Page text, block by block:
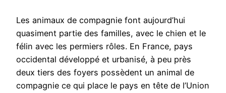
Les animaux de compagnie font aujourd’hui
quasiment partie des familles, avec le chien et le
félin avec les permiers rôles. En France, pays
occidental développé et urbanisé, à peu près
deux tiers des foyers possèdent un animal de
compagnie ce qui place le pays en tête de l’Union